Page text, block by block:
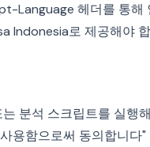
Language 헤더를 통
Indonesia로 제공해야
분석 스크립트를 실행
용함으로써 동의합니다